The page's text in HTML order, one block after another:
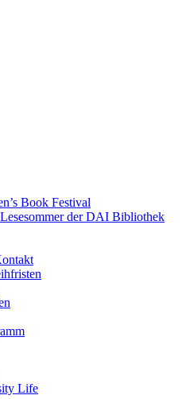
Book Festival
der DAI Bibliothek
Life